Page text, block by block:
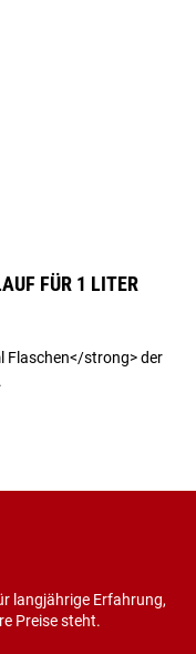
FÜR 1 LITER
Flaschen</strong> der
langjährige Erfahrung,
Preise steht.